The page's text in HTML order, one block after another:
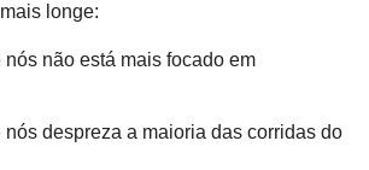
longe:
nós não está mais focado em
nós despreza a maioria das corridas do